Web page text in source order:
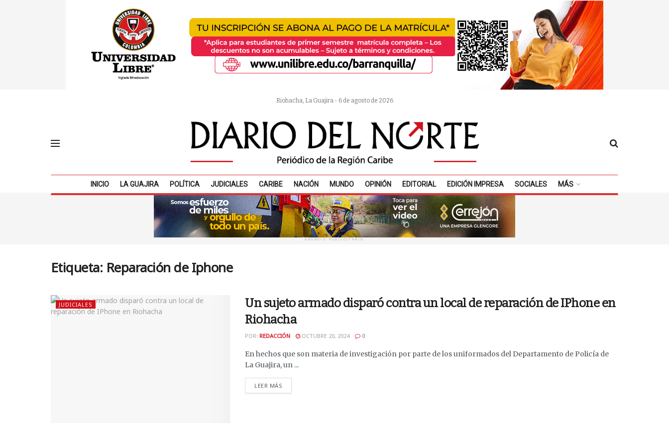
Riohacha, La Guajira - 6 de agosto de 2026
INICIO LA GUAJIRA POLÍTICA JUDICIALES CARIBE NACIÓN MUNDO OPINIÓN EDITORIAL EDICIÓN IMPRESA SOCIALES MÁS
ANUNCIO PUBLICITARIO
Etiqueta: Reparación de Iphone
JUDICIALES
Un sujeto armado disparó contra un local de reparación de IPhone en
Riohacha
POR: REDACCIÓN OCTUBRE 20, 2024 0
En hechos que son materia de investigación por parte de los uniformados del Departamento de Policía de
La Guajira, un ...
LEER MÁS